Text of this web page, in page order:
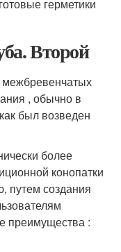
герметики
Второй
, обычно в
был возведен
более
конопатки
путем создания
преимущества :